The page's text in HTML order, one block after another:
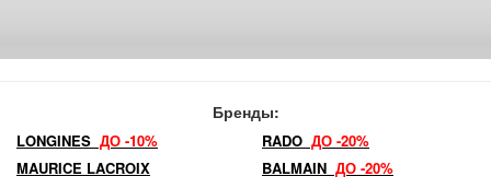
Бренды:
LONGINES ДО -10% RADO ДО -20%
MAURICE LACROIX
BALMAIN ДО -20%